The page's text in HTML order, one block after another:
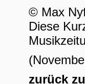
© Max
Diese
zurück zu